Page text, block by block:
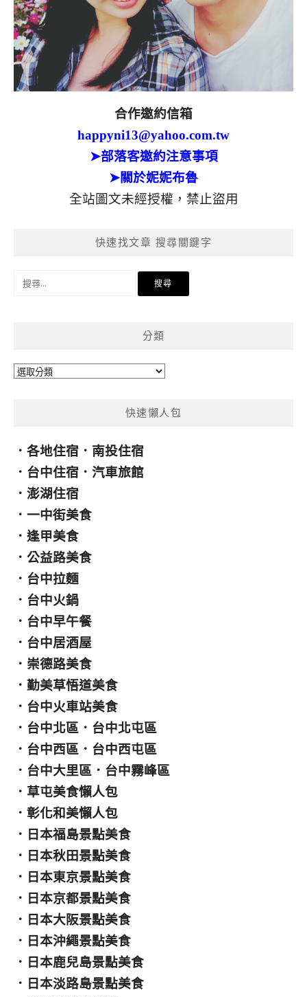
合作邀約信箱
happyni13@yahoo.com.tw
➤部落客邀約注意事項
➤關於妮妮布魯
全站圖文未經授權，禁止盜用
快速找文章 搜尋關鍵字
分類
分
快速懶人包
． 各地住宿 ． 南投住宿
． 台中住宿 ． 汽車旅館
． 澎湖住宿
． 一中街美食
． 逢甲美食
． 公益路美食
． 台中拉麵
． 台中火鍋
． 台中早午餐
． 台中居酒屋
． 崇德路美食
． 勤美草悟道美食
． 台中火車站美食
． 台中北區 ． 台中北屯區
． 台中西區 ． 台中西屯區
． 台中大里區 ． 台中霧峰區
． 草屯美食懶人包
． 彰化和美懶人包
． 日本福島景點美食
． 日本秋田景點美食
． 日本東京景點美食
． 日本京都景點美食
． 日本大阪景點美食
． 日本沖繩景點美食
． 日本鹿兒島景點美食
． 日本淡路島景點美食